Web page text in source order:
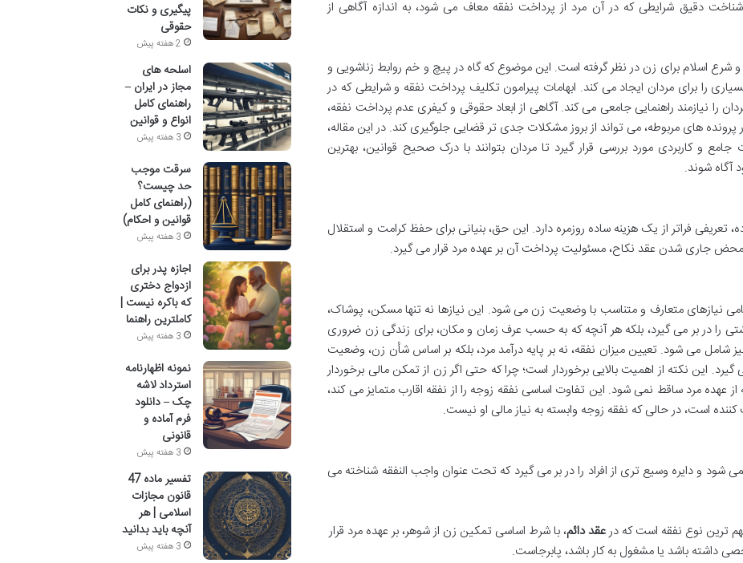
دقیق شرایطی که در آن مرد از پرداخت نفقه معاف می شود، به اندازه آگاهی از
شرع اسلام برای زن در نظر گرفته است. این موضوع که گاه در پیچ و خم روابط زناشویی و
را برای مردان ایجاد می کند. ابهامات پیرامون تکلیف پرداخت نفقه و شرایطی که در
را نیازمند راهنمایی جامعی می کند. آگاهی از ابعاد حقوقی و کیفری عدم پرداخت نفقه،
های مربوطه، می تواند از بروز مشکلات جدی تر قضایی جلوگیری کند. در این مقاله،
و کاربردی مورد بررسی قرار گیرد تا مردان بتوانند با درک صحیح قوانین، بهترین
آگاه شوند.
تعریفی فراتر از یک هزینه ساده روزمره دارد. این حق، بنیانی برای حفظ کرامت و استقلال
جاری شدن عقد نکاح، مسئولیت پرداخت آن بر عهده مرد قرار می گیرد.
نیازهای متعارف و متناسب با وضعیت زن می شود. این نیازها نه تنها مسکن، پوشاک،
را در بر می گیرد، بلکه هر آنچه که به حسب عرف زمان و مکان، برای زندگی زن ضروری
شامل می شود. تعیین میزان نفقه، نه بر پایه درآمد مرد، بلکه بر اساس شأن زن، وضعیت
این نکته از اهمیت بالایی برخوردار است؛ چرا که حتی اگر زن از تمکن مالی برخوردار
عهده مرد ساقط نمی شود. این تفاوت اساسی نفقه زوجه را از نفقه اقارب متمایز می کند،
کننده است، در حالی که نفقه زوجه وابسته به نیاز مالی او نیست.
شود و دایره وسیع تری از افراد را در بر می گیرد که تحت عنوان واجب النفقه شناخته می
ترین نوع نفقه است که درعقد دائم، با شرط اساسی تمکین زن از شوهر، بر عهده مرد قرار
داشته باشد یا مشغول به کار باشد، پابرجاست.
پیگیری و نکات
حقوقی
2 هفته پیش
اسلحه های
مجاز در ایران –
راهنمای کامل
انواع و قوانین
3 هفته پیش
سرقت موجب
حد چیست؟
(راهنمای کامل
قوانین و احکام)
3 هفته پیش
اجازه پدر برای
ازدواج دختری
که باکره نیست |
کاملترین راهنما
3 هفته پیش
نمونه اظهارنامه
استرداد لاشه
چک – دانلود
فرم آماده و
قانونی
3 هفته پیش
تفسیر ماده 47
قانون مجازات
اسلامی | هر
آنچه باید بدانید
3 هفته پیش